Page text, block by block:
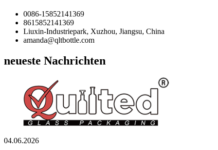
0086-15852141369
8615852141369
Liuxin-Industriepark, Xuzhou, Jiangsu, China
amanda@qltbottle.com
neueste Nachrichten
04.06.2026